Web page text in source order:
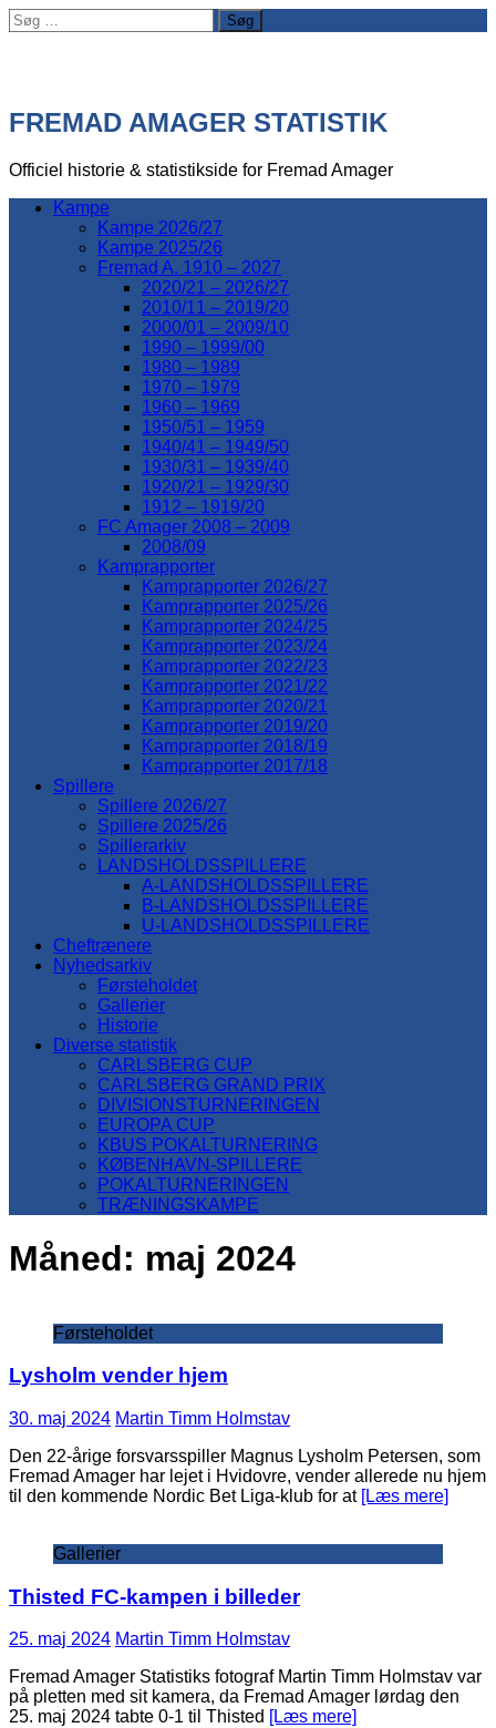
Søg
efter:
FREMAD AMAGER STATISTIK
Officiel historie & statistikside for Fremad Amager
Kampe
Kampe 2026/27
Kampe 2025/26
Fremad A. 1910 – 2027
2020/21 – 2026/27
2010/11 – 2019/20
2000/01 – 2009/10
1990 – 1999/00
1980 – 1989
1970 – 1979
1960 – 1969
1950/51 – 1959
1940/41 – 1949/50
1930/31 – 1939/40
1920/21 – 1929/30
1912 – 1919/20
FC Amager 2008 – 2009
2008/09
Kamprapporter
Kamprapporter 2026/27
Kamprapporter 2025/26
Kamprapporter 2024/25
Kamprapporter 2023/24
Kamprapporter 2022/23
Kamprapporter 2021/22
Kamprapporter 2020/21
Kamprapporter 2019/20
Kamprapporter 2018/19
Kamprapporter 2017/18
Spillere
Spillere 2026/27
Spillere 2025/26
Spillerarkiv
LANDSHOLDSSPILLERE
A-LANDSHOLDSSPILLERE
B-LANDSHOLDSSPILLERE
U-LANDSHOLDSSPILLERE
Cheftrænere
Nyhedsarkiv
Førsteholdet
Gallerier
Historie
Diverse statistik
CARLSBERG CUP
CARLSBERG GRAND PRIX
DIVISIONSTURNERINGEN
EUROPA CUP
KBUS POKALTURNERING
KØBENHAVN-SPILLERE
POKALTURNERINGEN
TRÆNINGSKAMPE
Måned: maj 2024
Førsteholdet
Lysholm vender hjem
30. maj 2024 Martin Timm Holmstav
Den 22-årige forsvarsspiller Magnus Lysholm Petersen, som
Fremad Amager har lejet i Hvidovre, vender allerede nu hjem
til den kommende Nordic Bet Liga-klub for at [Læs mere]
Gallerier
Thisted FC-kampen i billeder
25. maj 2024 Martin Timm Holmstav
Fremad Amager Statistiks fotograf Martin Timm Holmstav var
på pletten med sit kamera, da Fremad Amager lørdag den
25. maj 2024 tabte 0-1 til Thisted
[Læs mere]